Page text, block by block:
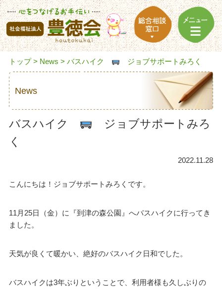
トップ> News > バスハイク ジョブサポートみろく
News
バスハイク
ジョブサポートみろ
く
2022.11.28
こんにちは！ジョブサポートみろくです。
11月25日（金）に『到津の森公園』へバスハイクに行ってき
ました。
天気が良くて暖かい、絶好のバスハイク日和でした。
バスハイクは3年ぶりということで、利用者様も久しぶりの